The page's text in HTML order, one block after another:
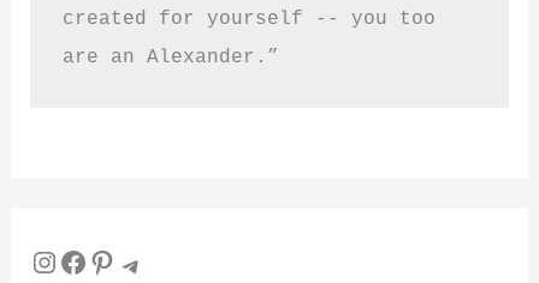
created for yourself -- you too
are an Alexander.”
InstagramFacebook Pinterest Telegram